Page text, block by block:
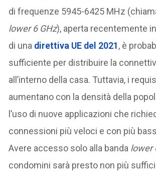
di frequenze 5945-6425 MHz
lower 6 GHz), aperta recentemente
di una direttiva UE del 2021, è
sufficiente per distribuire la
all’interno della casa. Tuttavia, i
aumentano con la densità della
l’uso di nuove applicazioni che
connessioni più veloci e con più
Avere accesso solo alla banda lower
condomini sarà presto non più